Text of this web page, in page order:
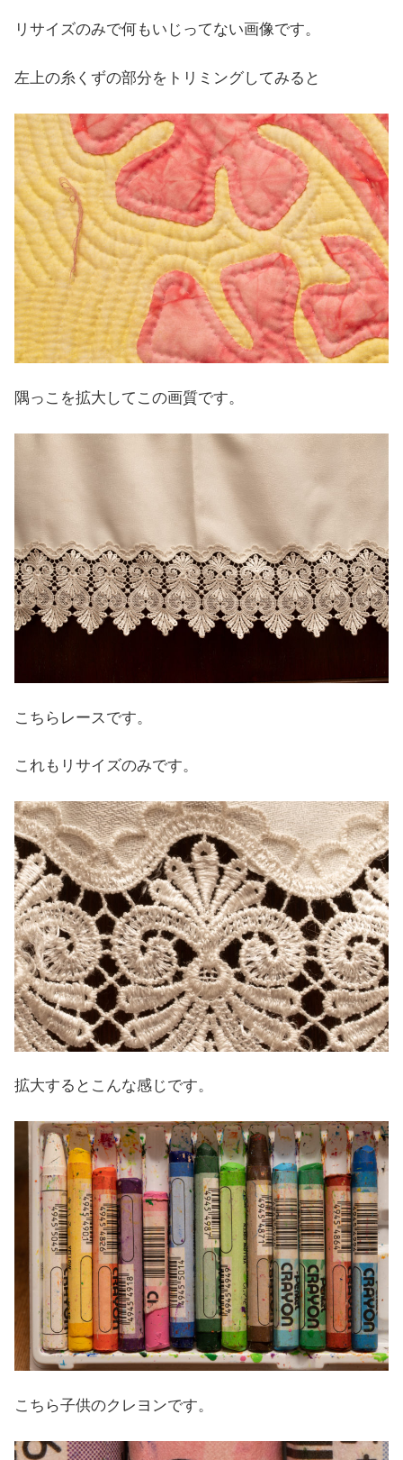
リサイズのみで何もいじってない画像です。
左上の糸くずの部分をトリミングしてみると
隅っこを拡大してこの画質です。
こちらレースです。
これもリサイズのみです。
拡大するとこんな感じです。
こちら子供のクレヨンです。